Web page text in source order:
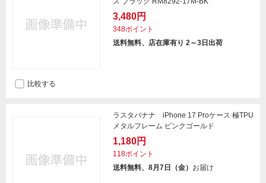
3,480円
348ポイント
送料無料、店在庫有り 2～3日出荷
比較する
ラスタバナナ iPhone 17 Proケース 極TPU
メタルフレーム ピンクゴールド
1,180円
118ポイント
送料無料、8月7日（金） お届け